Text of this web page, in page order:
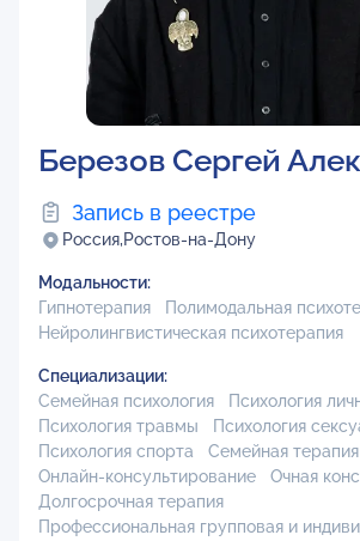
Березов Сергей
Запись в реестре
Россия,Ростов-на-Дону
Модальности:
Гипнотерапия
Полимодальная
Нейролингвистическая психотерапия
Специализации:
Семейная психология
Психология
Психология травмы
Психология
Психология спорта
Семейная терапия
Онлайн-консультирование
Очная
Долгосрочная терапия
Профессиональная групповая и